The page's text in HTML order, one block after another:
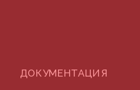
Разработка сайта